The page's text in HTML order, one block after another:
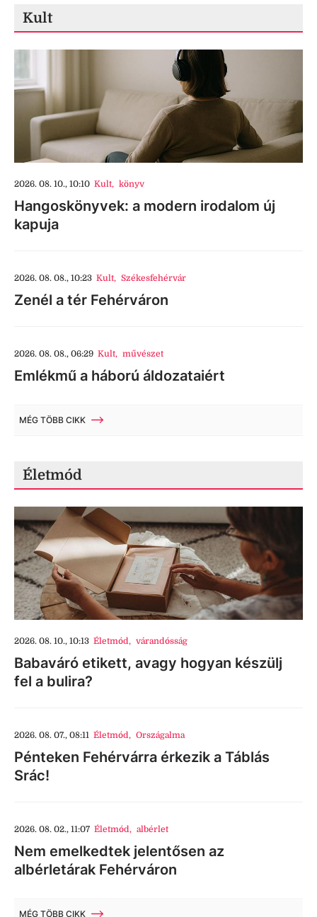
Kult
2026. 08. 10., 10:10 Kult, könyv
Hangoskönyvek: a modern irodalom új
kapuja
2026. 08. 08., 10:23 Kult, Székesfehérvár
Zenél a tér Fehérváron
2026. 08. 08., 06:29 Kult, művészet
Emlékmű a háború áldozataiért
MÉG TÖBB CIKK
Életmód
2026. 08. 10., 10:13 Életmód, várandósság
Babaváró etikett, avagy hogyan készülj
fel a bulira?
2026. 08. 07., 08:11 Életmód, Országalma
Pénteken Fehérvárra érkezik a Táblás
Srác!
2026. 08. 02., 11:07 Életmód, albérlet
Nem emelkedtek jelentősen az
albérletárak Fehérváron
MÉG TÖBB CIKK